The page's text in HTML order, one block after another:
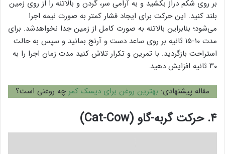
بر روی شکم دراز بکشید و به آرامی سر، گردن و بالاتنه را از روی زمین
بلند کنید. این حرکت برای ایجاد فشار کمتر به صورت نیمه اجرا
می‌شود؛ بنابراین بالاتنه به صورت کامل از زمین جدا نخواهدشد. برای
مدت ۱۰-۱۵ ثانیه بر روی ساعد دست و آرنج بمانید و سپس به حالت
استراحت بازگردید. با تمرین و تکرار تلاش کنید مدت زمان اجرا را به
۳۰ ثانیه افزایش دهید.
مقاله پیشنهادی: بهترین روغن برای دیسک کمر چه روغنی است؟
۴. حرکت گربه-گاو (Cat-Cow)